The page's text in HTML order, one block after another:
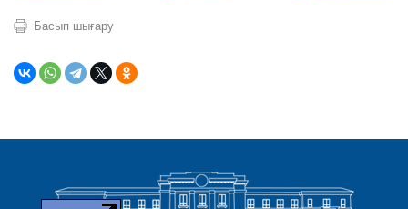
Басып шығару